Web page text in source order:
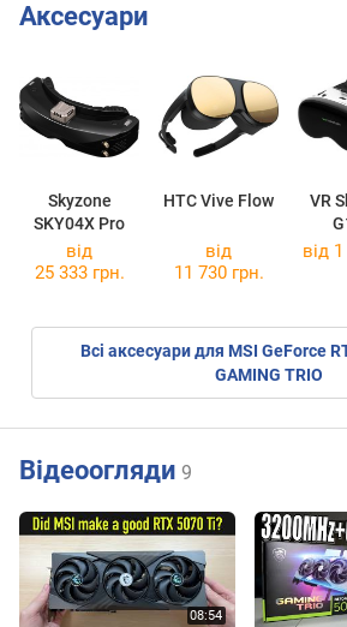
Аксесуари
Skyzone
SKY04X Pro
HTC Vive Flow
VR
від
25 333 грн.
від
11 730 грн.
від
Всі аксесуари для MSI GeForce
GAMING TRIO
Відеоогляди 9